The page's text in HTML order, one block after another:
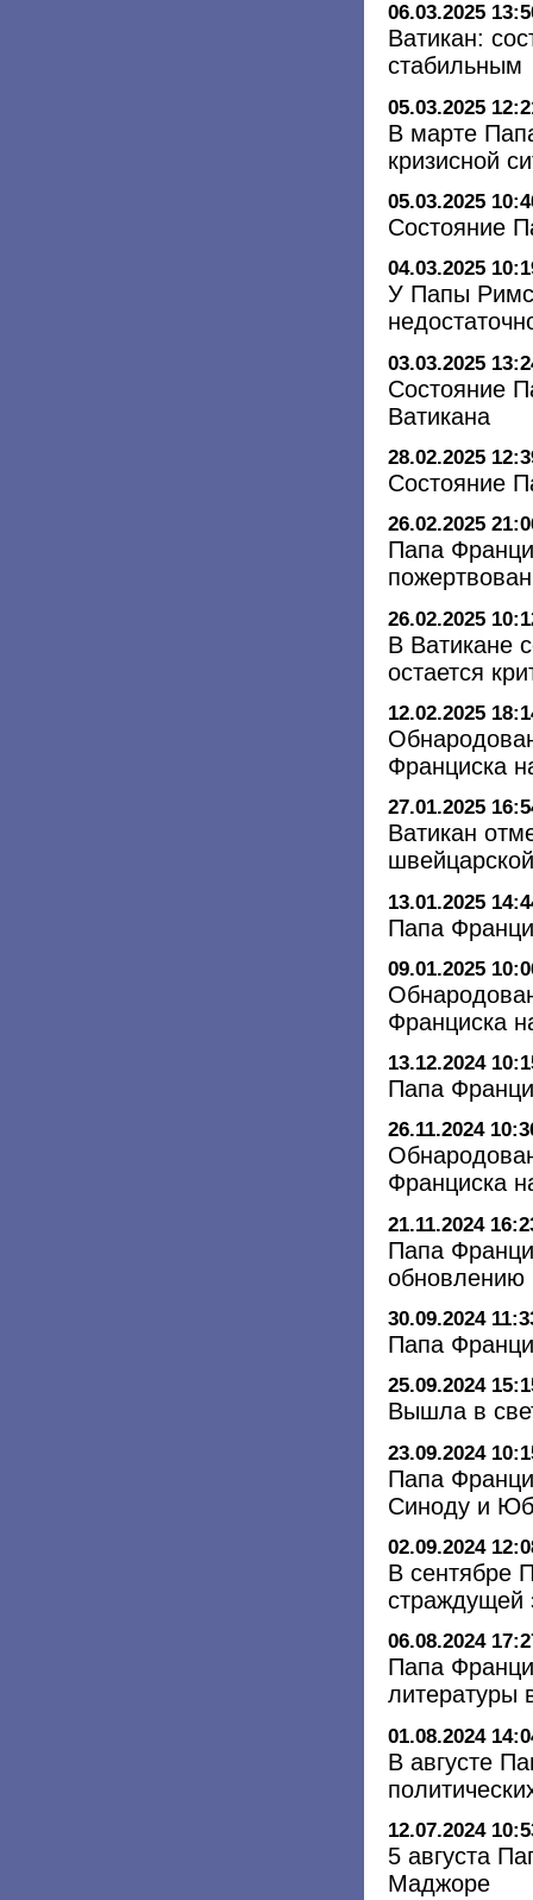
06.03.2025
Ватикан:
стабильным
05.03.2025
В марте
кризисной
05.03.2025
Состояние
04.03.2025
У Папы
03.03.2025
Состояние
Ватикана
28.02.2025
Состояние
26.02.2025
Папа
26.02.2025
В Ватикане
остается
12.02.2025
Франциска
27.01.2025
Ватикан
13.01.2025
Папа
09.01.2025
Франциска
13.12.2024
Папа
26.11.2024
Франциска
21.11.2024
Папа
обновлению
30.09.2024
Папа
25.09.2024
Вышла в
23.09.2024
Папа
Синоду и
02.09.2024
В сентябре
страждущей
06.08.2024
Папа
литературы
01.08.2024
В августе
12.07.2024
5 августа
Маджоре